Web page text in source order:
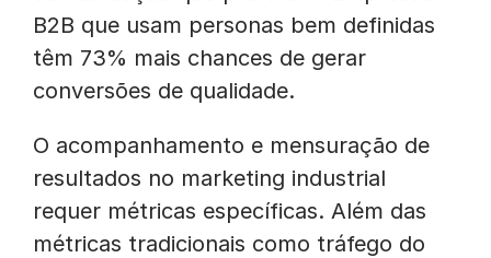
B2B que usam personas bem definidas
têm 73% mais chances de gerar
conversões de qualidade.
O acompanhamento e mensuração de
resultados no marketing industrial
requer métricas específicas. Além das
métricas tradicionais como tráfego do